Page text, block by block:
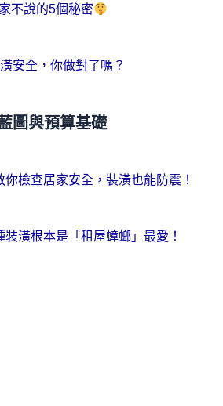
不說的5個秘密
安全，你做對了嗎？
圖與預算基礎
檢查居家安全，裝潢也能防震！
潢根本是「租屋蟑螂」最愛！